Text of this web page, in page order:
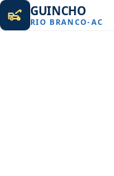
GUINCHO
RIO BRANCO-AC